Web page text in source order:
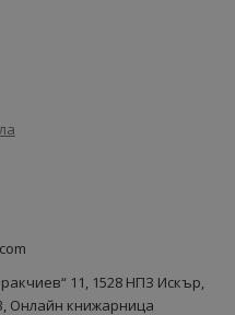
11, 1528 НПЗ Искър,
Онлайн книжарница